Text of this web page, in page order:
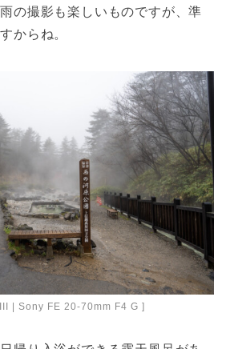
の撮影も楽しいものですが、準
からね。
| Sony FE 20-70mm F4 G ]